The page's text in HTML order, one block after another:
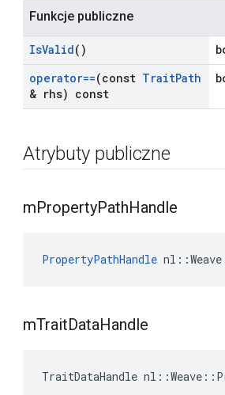
Funkcje publiczne
IsValid()
operator==(const TraitPath
& rhs) const
Atrybuty publiczne
mPropertyPathHandle
PropertyPathHandle
mTraitDataHandle
TraitDataHandle